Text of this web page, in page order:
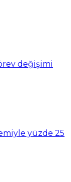
değişimi
yüzde 25